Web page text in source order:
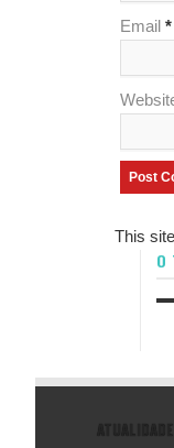
Email *
This
O
ATUALIDADE